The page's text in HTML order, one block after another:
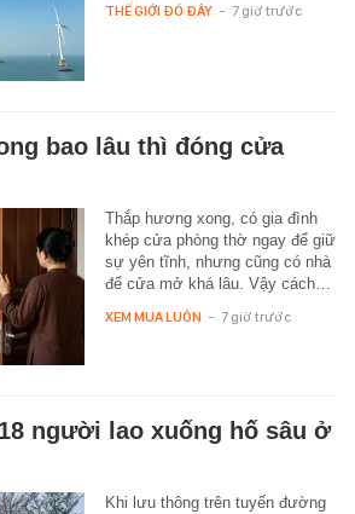
THẾ GIỚI ĐÓ ĐÂY - 7 giờ trước
bao lâu thì đóng cửa
Thắp hương xong, có gia đình
khép cửa phòng thờ ngay để giữ
sự yên tĩnh, nhưng cũng có nhà
để cửa mở khá lâu. Vậy cách…
XEM MUA LUÔN - 7 giờ trước
người lao xuống hố sâu ở
Khi lưu thông trên tuyến đường